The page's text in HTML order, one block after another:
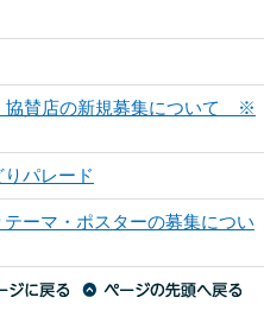
協賛店の新規募集について ※
パレード
ーマ・ポスターの募集につい